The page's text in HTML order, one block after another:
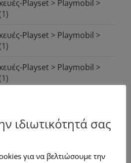
Playset > Playmobil >
Playset > Playmobil >
Playset > Playmobil >
Playset > Playmobil >
ιδιωτικότητά σας
για να βελτιώσουμε την